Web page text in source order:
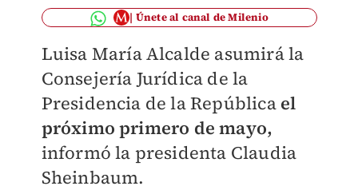
Únete al canal de Milenio
Luisa María Alcalde asumirá la
Consejería Jurídica de la
Presidencia de la República el
próximo primero de mayo,
informó la presidenta Claudia
Sheinbaum.